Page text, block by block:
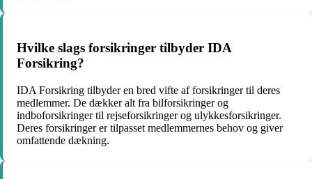
Hvilke slags forsikringer tilbyder IDA
Forsikring?
IDA Forsikring tilbyder en bred vifte af forsikringer til deres
medlemmer. De dækker alt fra bilforsikringer og
indboforsikringer til rejseforsikringer og ulykkesforsikringer.
Deres forsikringer er tilpasset medlemmernes behov og giver
omfattende dækning.